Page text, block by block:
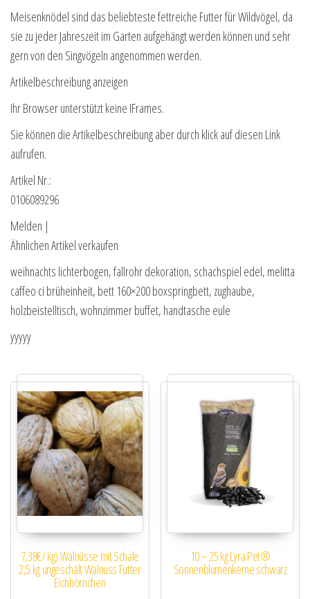
Meisenknödel sind das beliebteste fettreiche Futter für Wildvögel, da
sie zu jeder Jahreszeit im Garten aufgehängt werden können und sehr
gern von den Singvögeln angenommen werden.
Artikelbeschreibung anzeigen
Ihr Browser unterstützt keine IFrames.
Sie können die Artikelbeschreibung aber durch klick auf diesen Link
aufrufen.
Artikel Nr.:
0106089296
Melden |
Ähnlichen Artikel verkaufen
weihnachts lichterbogen, fallrohr dekoration, schachspiel edel, melitta
caffeo ci brüheinheit, bett 160×200 boxspringbett, zughaube,
holzbeistelltisch, wohnzimmer buffet, handtasche eule
yyyyy
7,38€/ kg) Walnüsse mit Schale
2,5 kg ungeschält Walnuss Futter
Eichhörnchen
10 – 25 kg Lyra Pet®
Sonnenblumenkerne schwarz